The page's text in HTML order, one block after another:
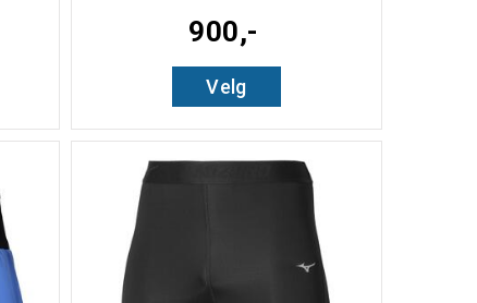
900,-
Velg